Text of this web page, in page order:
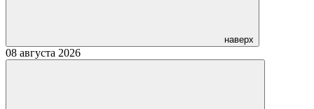
наверх
08 августа 2026